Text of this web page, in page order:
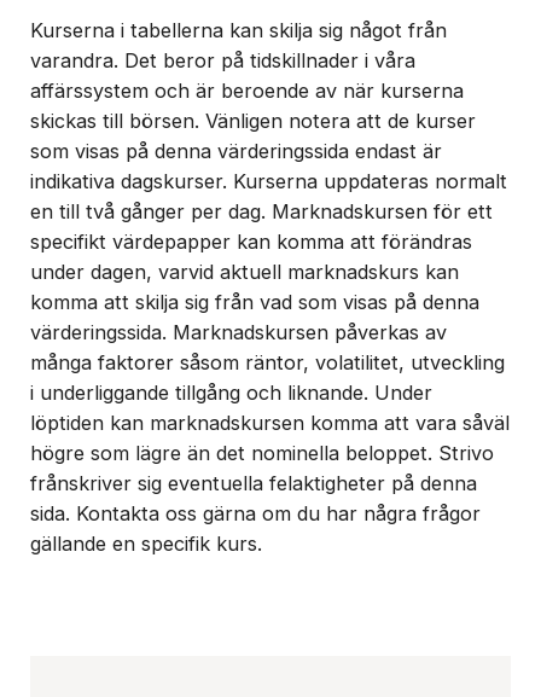
Kurserna i tabellerna kan skilja sig något från
varandra. Det beror på tidskillnader i våra
affärssystem och är beroende av när kurserna
skickas till börsen. Vänligen notera att de kurser
som visas på denna värderingssida endast är
indikativa dagskurser. Kurserna uppdateras normalt
en till två gånger per dag. Marknadskursen för ett
specifikt värdepapper kan komma att förändras
under dagen, varvid aktuell marknadskurs kan
komma att skilja sig från vad som visas på denna
värderingssida. Marknadskursen påverkas av
många faktorer såsom räntor, volatilitet, utveckling
i underliggande tillgång och liknande. Under
löptiden kan marknadskursen komma att vara såväl
högre som lägre än det nominella beloppet. Strivo
frånskriver sig eventuella felaktigheter på denna
sida. Kontakta oss gärna om du har några frågor
gällande en specifik kurs.